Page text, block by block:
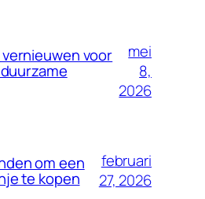
voor
mei
8,
2026
om een
te kopen
februari
27, 2026